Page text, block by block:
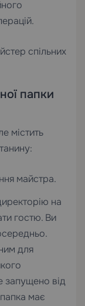
спільних
папки
містить
майстра.
на
гостю. Ви
для
від
має